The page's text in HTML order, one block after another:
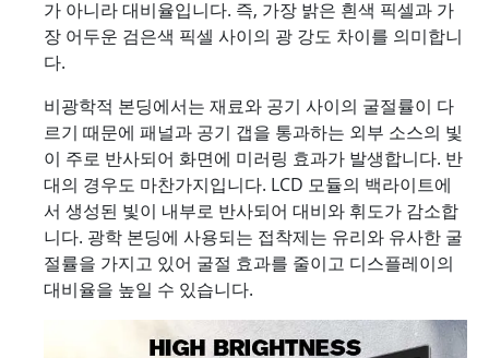
가 아니라 대비율입니다. 즉, 가장 밝은 흰색 픽셀과 가
장 어두운 검은색 픽셀 사이의 광 강도 차이를 의미합니
다.
비광학적 본딩에서는 재료와 공기 사이의 굴절률이 다
르기 때문에 패널과 공기 갭을 통과하는 외부 소스의 빛
이 주로 반사되어 화면에 미러링 효과가 발생합니다. 반
대의 경우도 마찬가지입니다. LCD 모듈의 백라이트에
서 생성된 빛이 내부로 반사되어 대비와 휘도가 감소합
니다. 광학 본딩에 사용되는 접착제는 유리와 유사한 굴
절률을 가지고 있어 굴절 효과를 줄이고 디스플레이의
대비율을 높일 수 있습니다.